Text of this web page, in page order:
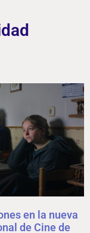
en la nueva
de Cine de